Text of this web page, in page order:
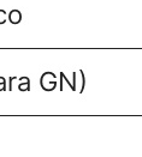
GN)